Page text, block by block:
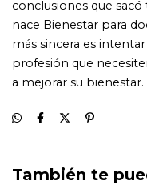
También te